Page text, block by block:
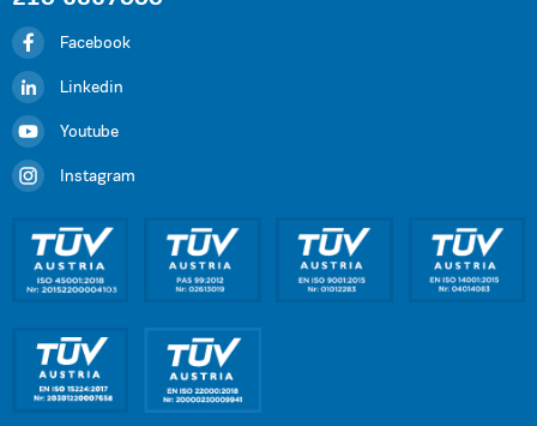
Facebook
Linkedin
Youtube
Instagram